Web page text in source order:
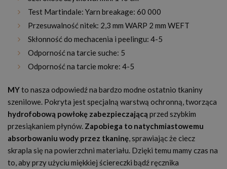
Test Martindale: Yarn breakage: 60 000
Przesuwalność nitek: 2,3 mm WARP 2 mm WEFT
Skłonność do mechacenia i peelingu: 4-5
Odporność na tarcie suche: 5
Odporność na tarcie mokre: 4-5
MYto nasza odpowiedź na bardzo modne ostatnio tkaniny
szenilowe. Pokryta jest specjalną warstwą ochronną, tworząca
hydrofobową powłokę zabezpieczającą przed szybkim
przesiąkaniem płynów. Zapobiega to natychmiastowemu
absorbowaniu wody przez tkaninę, sprawiając że ciecz
skrapla się na powierzchni materiału. Dzięki temu mamy czas na
to, aby przy użyciu miękkiej ściereczki bądź ręcznika